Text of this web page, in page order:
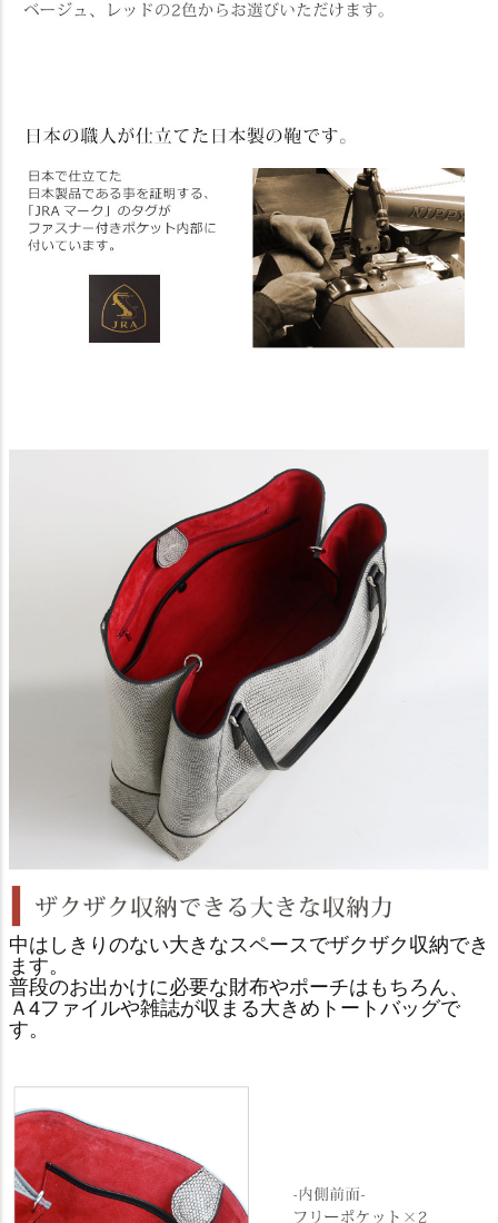
中はしきりのない大きなスペースでザクザク収納でき
ます。
普段のお出かけに必要な財布やポーチはもちろん、
Ａ4ファイルや雑誌が収まる大きめトートバッグで
す。